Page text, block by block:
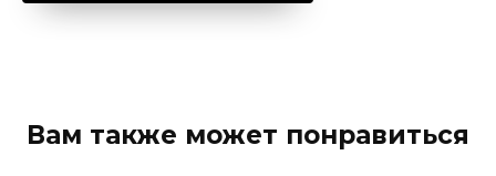
Вам также может понравиться